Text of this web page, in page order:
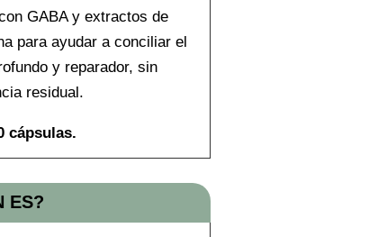
GABA y extractos de
para ayudar a conciliar el
y reparador, sin
residual.
cápsulas.
ES?